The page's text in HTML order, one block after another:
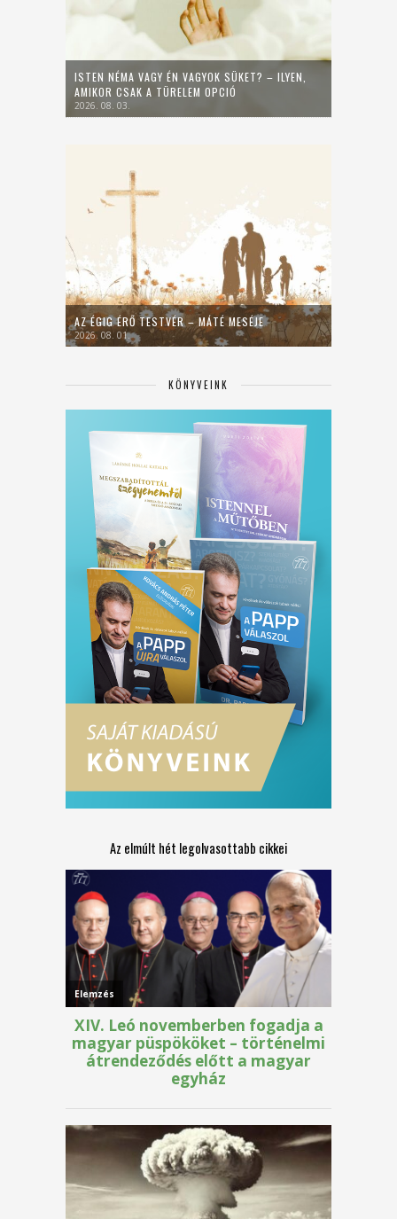
ISTEN NÉMA VAGY ÉN VAGYOK SÜKET? – ILYEN,
AMIKOR CSAK A TÜRELEM OPCIÓ
2026. 08. 03.
AZ ÉGIG ÉRŐ TESTVÉR – MÁTÉ MESÉJE
2026. 08. 01.
KÖNYVEINK
Az elmúlt hét legolvasottabb cikkei